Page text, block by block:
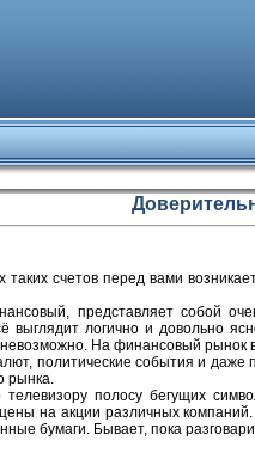
таких счетов перед вами
представляет собой
выглядит логично и довольно
На финансовый
политические события и даже
рынка.
полосу бегущих
на акции различных
бумаги. Бывает, пока